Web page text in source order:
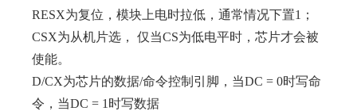
RESX为复位，模块上电时拉低，通常情况下置1；
CSX为从机片选， 仅当CS为低电平时，芯片才会被
使能。
D/CX为芯片的数据/命令控制引脚，当DC = 0时写命
令，当DC = 1时写数据